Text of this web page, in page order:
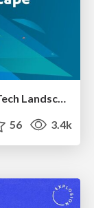
56 3.4k